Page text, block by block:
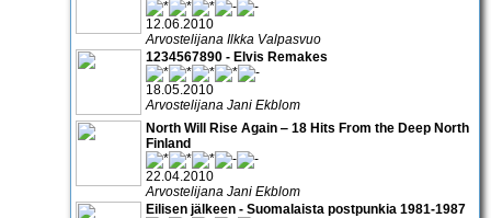
12.06.2010
Arvostelijana Ilkka Valpasvuo
1234567890 - Elvis Remakes
18.05.2010
Arvostelijana Jani Ekblom
North Will Rise Again ‒ 18 Hits From the Deep North
Finland
22.04.2010
Arvostelijana Jani Ekblom
Eilisen jälkeen - Suomalaista postpunkia 1981-1987